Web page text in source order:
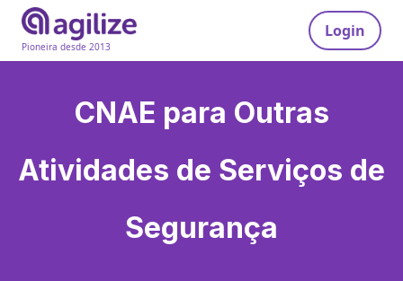
Pioneira desde 2013
Login
CNAE para Outras
Atividades de Serviços de
Segurança